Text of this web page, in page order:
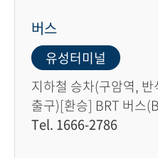
버스
유성터미널
지하철 승차(구암역,
출구)[환승] BRT 버스
Tel. 1666-2786